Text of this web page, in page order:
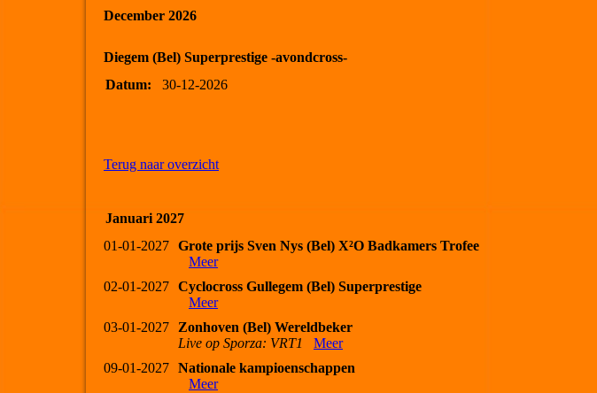
December 2026
Diegem (Bel) Superprestige -avondcross-
Datum:
30-12-2026
Terug naar overzicht
Januari 2027
01-01-2027 Grote prijs Sven Nys (Bel) X²O Badkamers Trofee
Meer
02-01-2027 Cyclocross Gullegem (Bel) Superprestige
Meer
03-01-2027
Zonhoven (Bel) Wereldbeker
Live op Sporza: VRT1
Meer
09-01-2027 Nationale kampioenschappen
Meer